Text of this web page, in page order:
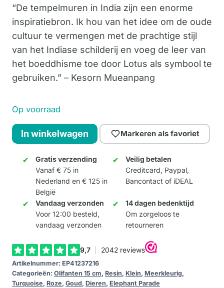
“De tempelmuren in India zijn een enorme
inspiratiebron. Ik hou van het idee om de oude
cultuur te vermengen met de prachtige stijl
van het Indiase schilderij en voeg de leer van
het boeddhisme toe door Lotus als symbool te
gebruiken.” – Kesorn Mueanpang
Op voorraad
Amansara
15cm
aantal
In winkelwagen Markeren als favoriet
Gratis verzending
Vanaf € 75 in
Nederland en € 125 in
België
Veilig betalen
Creditcard, Paypal,
Bancontact of iDEAL
Vandaag verzonden
Voor 12:00 besteld,
vandaag verzonden
14 dagen bedenktijd
Om zorgeloos te
retourneren
Artikelnummer: EP41237216
Categorieën: Olifanten 15 cm, Resin, Klein, Meerkleurig,
Turquoise, Roze, Goud, Dieren, Elephant Parade